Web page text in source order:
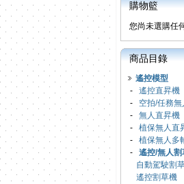
購物籃
您尚未選購任
商品目錄
遙控模型
- 遙控直昇機
- 空拍/任務無
- 無人直昇機
- 植保無人直
- 植保無人多
- 遙控/無人割
自動駕駛割
遙控割草機